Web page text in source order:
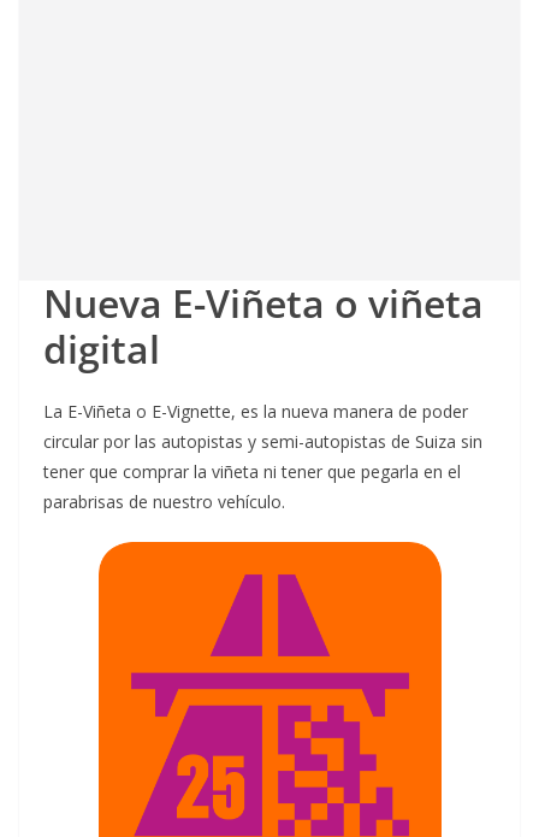
Nueva E-Viñeta o viñeta
digital
La E-Viñeta o E-Vignette, es la nueva manera de poder
circular por las autopistas y semi-autopistas de Suiza sin
tener que comprar la viñeta ni tener que pegarla en el
parabrisas de nuestro vehículo.